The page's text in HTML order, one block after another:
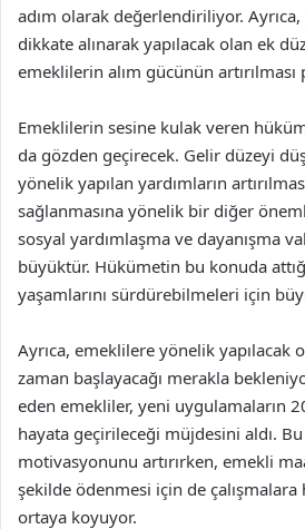
adım olarak değerlendiriliyor. Ayrıca,
dikkate alınarak yapılacak olan ek
emeklilerin alım gücünün artırılması
Emeklilerin sesine kulak veren
da gözden geçirecek. Gelir düzeyi
yönelik yapılan yardımların
sağlanmasına yönelik bir diğer
sosyal yardımlaşma ve dayanışma
büyüktür. Hükümetin bu konuda
yaşamlarını sürdürebilmeleri için
Ayrıca, emeklilere yönelik yapılacak
zaman başlayacağı merakla
eden emekliler, yeni uygulamaların
hayata geçirileceği müjdesini aldı.
motivasyonunu artırırken, emekli
şekilde ödenmesi için de çalışmalara
ortaya koyuyor.